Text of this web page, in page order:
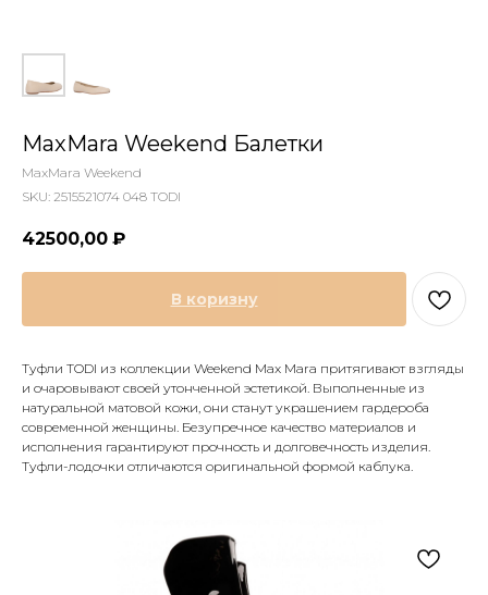
MaxMara Weekend Балетки
MaxMara Weekend
SKU: 2515521074 048 TODI
42500,00 ₽
В коризну
Туфли TODI из коллекции Weekend Max Mara притягивают взгляды
и очаровывают своей утонченной эстетикой. Выполненные из
натуральной матовой кожи, они станут украшением гардероба
современной женщины. Безупречное качество материалов и
исполнения гарантируют прочность и долговечность изделия.
Туфли-лодочки отличаются оригинальной формой каблука.